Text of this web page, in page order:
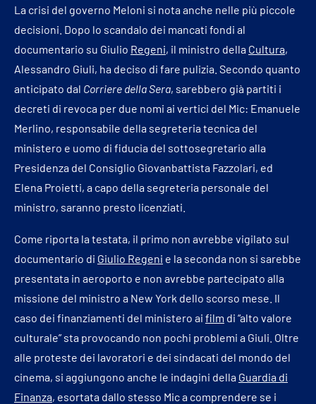
La crisi del governo Meloni si nota anche nelle più piccole
decisioni. Dopo lo scandalo dei mancati fondi al
documentario su Giulio Regeni, il ministro della Cultura,
Alessandro Giuli, ha deciso di fare pulizia. Secondo quanto
anticipato dal Corriere della Sera, sarebbero già partiti i
decreti di revoca per due nomi ai vertici del Mic: Emanuele
Merlino, responsabile della segreteria tecnica del
ministero e uomo di fiducia del sottosegretario alla
Presidenza del Consiglio Giovanbattista Fazzolari, ed
Elena Proietti, a capo della segreteria personale del
ministro, saranno presto licenziati.
Come riporta la testata, il primo non avrebbe vigilato sul
documentario di Giulio Regeni e la seconda non si sarebbe
presentata in aeroporto e non avrebbe partecipato alla
missione del ministro a New York dello scorso mese. Il
caso dei finanziamenti del ministero ai film di “alto valore
culturale” sta provocando non pochi problemi a Giuli. Oltre
alle proteste dei lavoratori e dei sindacati del mondo del
cinema, si aggiungono anche le indagini della Guardia di
Finanza, esortata dallo stesso Mic a comprendere se i